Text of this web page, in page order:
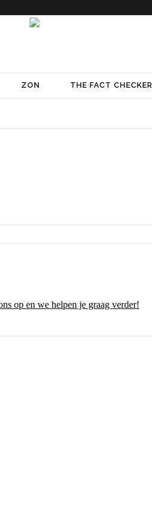
ZON THE FACT CHECKER
op en we helpen je graag verder!